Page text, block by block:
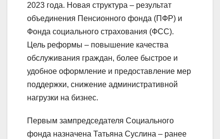
2023 года. Новая структура – результат
объединения Пенсионного фонда (ПФР) и
Фонда социального страхования (ФСС).
Цель реформы – повышение качества
обслуживания граждан, более быстрое и
удобное оформление и предоставление мер
поддержки, снижение административной
нагрузки на бизнес.
Первым зампредседателя Социального
фонда назначена Татьяна Суслина – ранее